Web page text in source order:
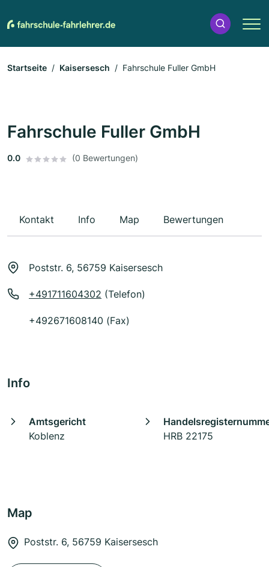
Startseite Kaisersesch Fahrschule Fuller GmbH
Fahrschule Fuller GmbH
0.0 (0 Bewertungen)
Kontakt Info Map Bewertungen
Poststr. 6, 56759 Kaisersesch
+491711604302 (Telefon)
+492671608140 (Fax)
Info
Amtsgericht
Koblenz
HRB 22175
Map
Poststr. 6, 56759 Kaisersesch